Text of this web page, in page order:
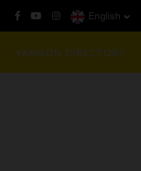
English
YANGON DIRECTORY